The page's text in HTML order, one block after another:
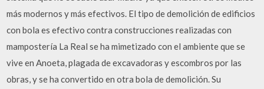
más modernos y más efectivos. El tipo de demolición de edificios
con bola es efectivo contra construcciones realizadas con
mampostería La Real se ha mimetizado con el ambiente que se
vive en Anoeta, plagada de excavadoras y escombros por las
obras, y se ha convertido en otra bola de demolición. Su